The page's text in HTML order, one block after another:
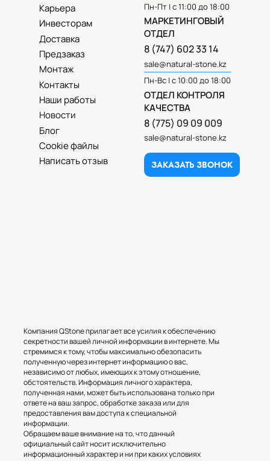
Карьера
Инвесторам
Доставка
Предзаказ
Монтаж
Контакты
Наши работы
Новости
Блог
Cookie файлы
Написать отзыв
Пн-Пт | с 11:00 до 18:00
МАРКЕТИНГОВЫЙ
ОТДЕЛ
8 (747) 602 33 14
sale@natural-stone.kz
Пн-Вс | с 10:00 до 18:00
ОТДЕЛ КОНТРОЛЯ
КАЧЕСТВА
8 (775) 09 09 009
sale@natural-stone.kz
ЗАКАЗАТЬ ЗВОНОК
Компания QStone прилагает все усилия к обеспечению
секретности вашей личной информации в интернете. Мы
стремимся к тому, чтобы максимально обезопасить
полученную через интернет информацию о вас,
независимо от любых, имеющих к этому отношение,
обстоятельств. Информация личного характера,
полученная нами, может быть использована только при
ответе на ваш запрос, обработке заказа или для
предоставления вам доступа к специальной
информации.
Обращаем ваше внимание на то, что данный
официальный сайт носит исключительно
информационный характер и ни при каких условиях